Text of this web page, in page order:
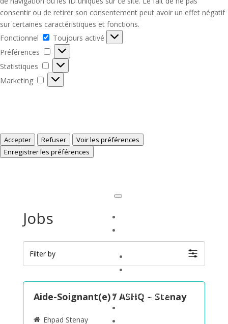
consentir ou de retirer son consentement peut avoir un effet négatif
sur certaines caractéristiques et fonctions.
Fonctionnel
Fonctionnel
Toujours activé
Préférences
Préférences
Statistiques
Statistiques
Marketing
Marketing
Accepter Refuser
Voir les préférences
Enregistrer les préférences
▼
Nous découvrir
Jobs
Filter by
Aide-Soignant(e) / ASHQ – Stenay
Ehpad Stenay